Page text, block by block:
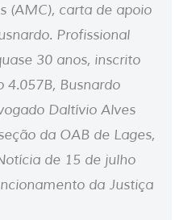
(AMC), carta de apoio
Profissional
30 anos, inscrito
4.057B, Busnardo
Daltívio Alves
da OAB de Lages,
de 15 de julho
da Justiça